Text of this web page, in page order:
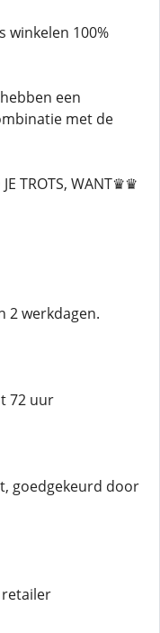
winkelen 100%
een
met de
JE TROTS, WANT♛♛
2 werkdagen.
72 uur
goedgekeurd door
retailer